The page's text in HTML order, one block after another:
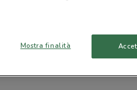
Mostra finalità